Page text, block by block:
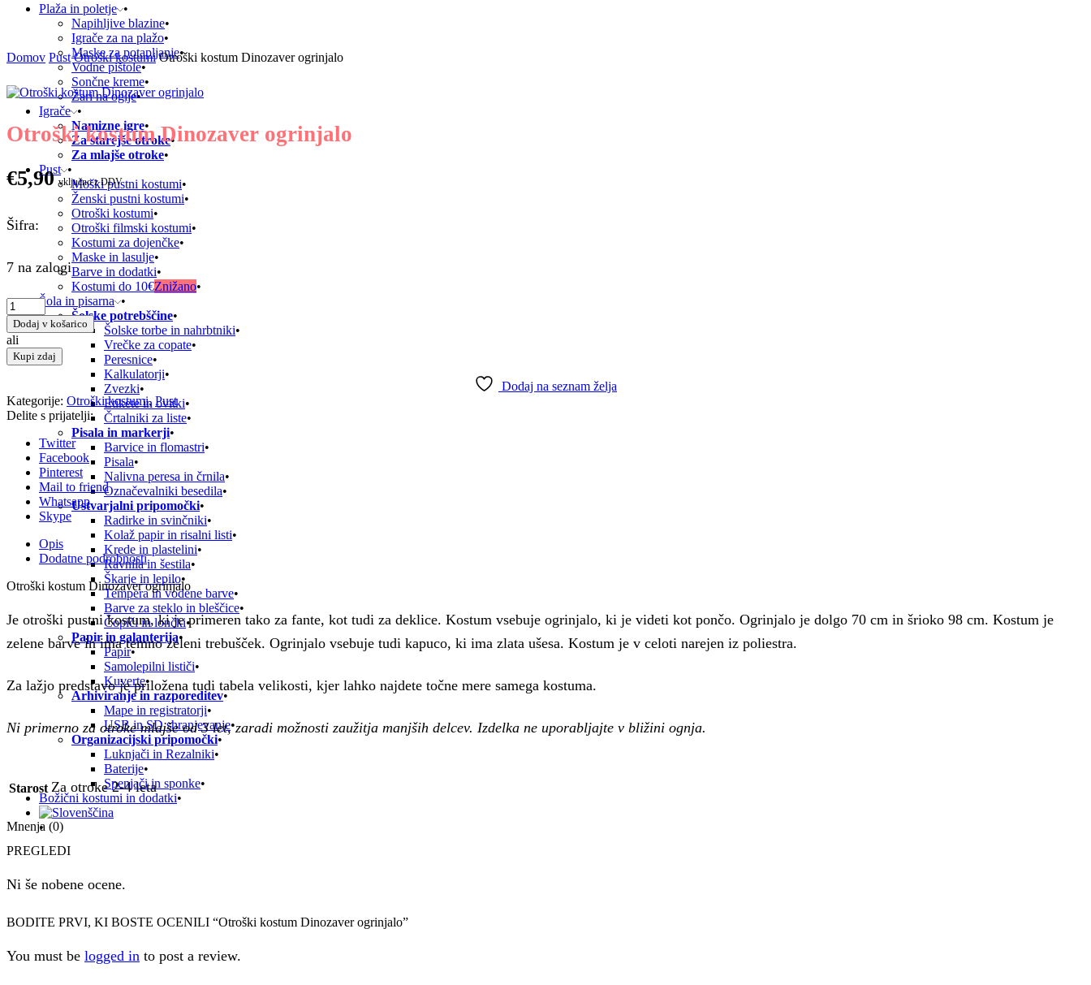
Plaža in poletje
Napihljive blazine
Igrače za na plažo
Maske za potapljanje
Vodne pištole
Sončne kreme
Žari na oglje
Igrače
Namizne igre
Za starejše otroke
Za mlajše otroke
Pust
Moški pustni kostumi
Ženski pustni kostumi
Otroški kostumi
Otroški filmski kostumi
Kostumi za dojenčke
Maske in lasulje
Barve in dodatki
Kostumi do 10€Znižano
Šola in pisarna
Šolske potrebščine
Šolske torbe in nahrbtniki
Vrečke za copate
Peresnice
Kalkulatorji
Zvezki
Etikete in ovitki
Črtalniki za liste
Pisala in markerji
Barvice in flomastri
Pisala
Nalivna peresa in črnila
Označevalniki besedila
Ustvarjalni pripomočki
Radirke in svinčniki
Kolaž papir in risalni listi
Krede in plastelini
Ravnila in šestila
Škarje in lepilo
Tempera in vodene barve
Barve za steklo in bleščice
Čopiči in lončki
Papir in galanterija
Papir
Samolepilni lističi
Kuverte
Arhiviranje in razporeditev
Mape in registratorji
USB in SD shranjevanje
Organizacijski pripomočki
Luknjači in Rezalniki
Baterije
Spenjači in sponke
Božični kostumi in dodatki
Domov Pust Otroški kostumi Otroški kostum Dinozaver ogrinjalo
Otroški kostum Dinozaver ogrinjalo
€5,90 vključno z DDV
Šifra:
7 na zalogi
Dodaj v košarico
ali
Kupi zdaj
Dodaj na seznam želja
Kategorije: Otroški kostumi, Pust
Delite s prijatelji:
Twitter
Facebook
Pinterest
Mail to friend
Whatsapp
Skype
Opis
Dodatne podrobnosti
Otroški kostum Dinozaver ogrinjalo
Je otroški pustni kostum, ki je primeren tako za fante, kot tudi za deklice. Kostum vsebuje ogrinjalo, ki je videti kot pončo. Ogrinjalo je dolgo 70 cm in šrioko 98 cm. Kostum je
zelene barve in ima temno zeleni trebušček. Ogrinjalo vsebuje tudi kapuco, ki ima zlata ušesa. Kostum je v celoti narejen iz poliestra.
Za lažjo predstavo je priložena tudi tabela velikosti, kjer lahko najdete točne mere samega kostuma.
Ni primerno za otroke mlajše od 3 let, zaradi možnosti zaužitja manjših delcev. Izdelka ne uporabljajte v bližini ognja.
Starost Za otroke 2-4 leta
Mnenja (0)
PREGLEDI
Ni še nobene ocene.
BODITE PRVI, KI BOSTE OCENILI “Otroški kostum Dinozaver ogrinjalo”
You must be logged in to post a review.